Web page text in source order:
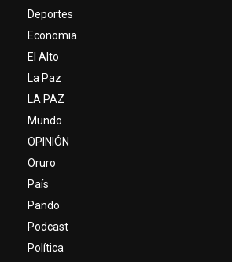
Deportes
Economia
El Alto
La Paz
LA PAZ
Mundo
OPINIÓN
Oruro
País
Pando
Podcast
Política